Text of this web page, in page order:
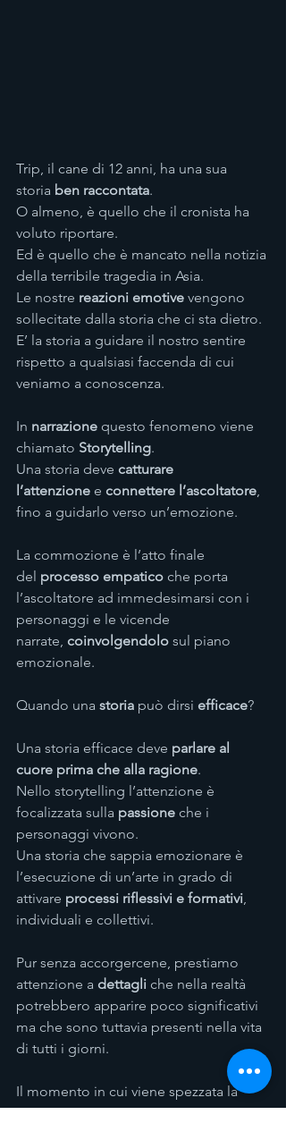
Trip, il cane di 12 anni, ha una sua
storia ben raccontata.
O almeno, è quello che il cronista ha
voluto riportare.
Ed è quello che è mancato nella notizia
della terribile tragedia in Asia.
Le nostre reazioni emotive vengono
sollecitate dalla storia che ci sta dietro.
E’ la storia a guidare il nostro sentire
rispetto a qualsiasi faccenda di cui
veniamo a conoscenza.
In narrazione questo fenomeno viene
chiamato Storytelling.
Una storia deve catturare
l’attenzione e connettere l’ascoltatore,
fino a guidarlo verso un’emozione.
La commozione è l’atto finale
del processo empatico che porta
l’ascoltatore ad immedesimarsi con i
personaggi e le vicende
narrate, coinvolgendolo sul piano
emozionale.
Quando una storia può dirsi efficace?
Una storia efficace deve parlare al
cuore prima che alla ragione.
Nello storytelling l’attenzione è
focalizzata sulla passione che i
personaggi vivono.
Una storia che sappia emozionare è
l’esecuzione di un’arte in grado di
attivare processi riflessivi e formativi,
individuali e collettivi.
Pur senza accorgercene, prestiamo
attenzione a dettagli che nella realtà
potrebbero apparire poco significativi
ma che sono tuttavia presenti nella vita
di tutti i giorni.
Il momento in cui viene spezzata la
resistenza emotiva e